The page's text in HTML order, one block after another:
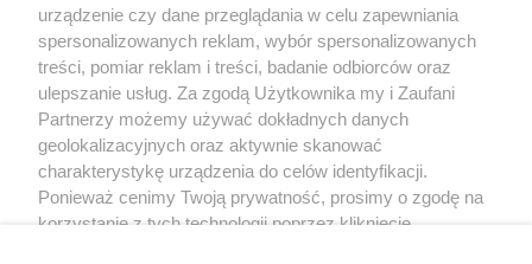
urządzenie czy dane przeglądania w celu zapewniania
spersonalizowanych reklam, wybór spersonalizowanych
treści, pomiar reklam i treści, badanie odbiorców oraz
ulepszanie usług. Za zgodą Użytkownika my i Zaufani
Partnerzy możemy używać dokładnych danych
geolokalizacyjnych oraz aktywnie skanować
charakterystykę urządzenia do celów identyfikacji.
Ponieważ cenimy Twoją prywatność, prosimy o zgodę na
korzystanie z tych technologii poprzez kliknięcie